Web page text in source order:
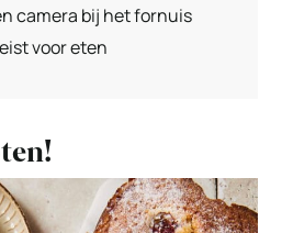
camera bij het fornuis
voor eten